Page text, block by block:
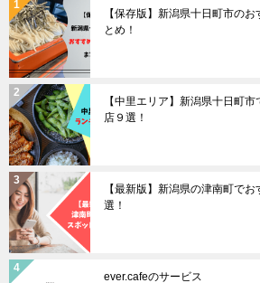
ン
【保存版】新潟県十日町市の
とめ！
【中里エリア】新潟県十日町
店９選！
【最新版】新潟県の津南町で
選！
ever.cafeのサービス